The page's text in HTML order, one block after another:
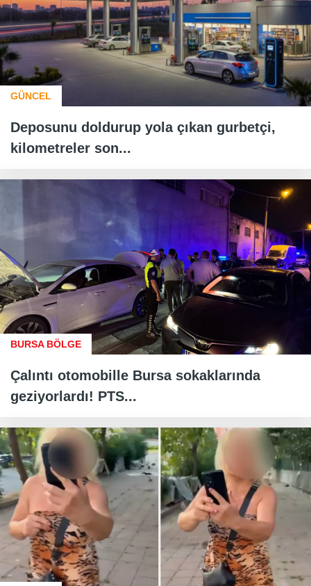
GÜNCEL
Deposunu doldurup yola çıkan gurbetçi,
kilometreler son...
BURSA BÖLGE
Çalıntı otomobille Bursa sokaklarında
geziyorlardı! PTS...